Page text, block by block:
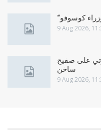
9 Aug 2026,
على صفيح
ساخن
9 Aug 2026,